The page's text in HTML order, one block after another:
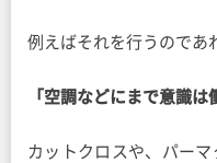
例えばそれを行うのであ
「空調などにまで意識は
カットクロスや、パー